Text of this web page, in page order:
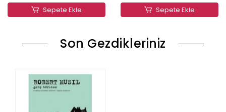
Sepete Ekle Sepete Ekle
Son Gezdikleriniz